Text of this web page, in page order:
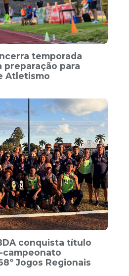
temporada
preparação para
Atletismo
conquista título
Jogos Regionais